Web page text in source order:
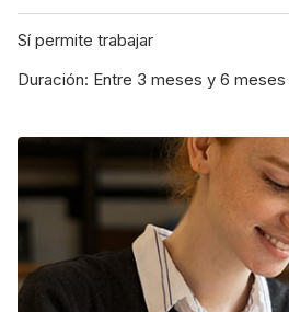
+30 Summer English for
Sí permite trabajar
Duración: Entre 3 meses y 6 meses